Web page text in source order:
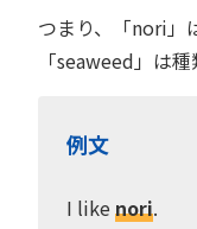
つまり、「nori」
「seaweed」は
例文
I likenori.